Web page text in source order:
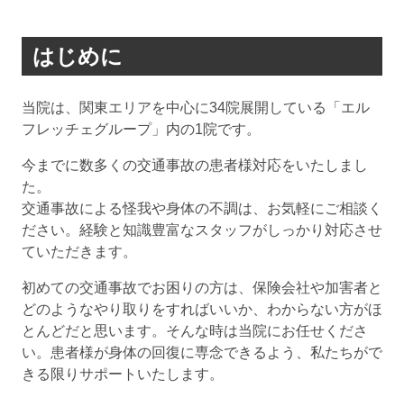
はじめに
当院は、関東エリアを中心に34院展開している「エル
フレッチェグループ」内の1院です。
今までに数多くの交通事故の患者様対応をいたしまし
た。
交通事故による怪我や身体の不調は、お気軽にご相談く
ださい。経験と知識豊富なスタッフがしっかり対応させ
ていただきます。
初めての交通事故でお困りの方は、保険会社や加害者と
どのようなやり取りをすればいいか、わからない方がほ
とんどだと思います。そんな時は当院にお任せくださ
い。患者様が身体の回復に専念できるよう、私たちがで
きる限りサポートいたします。